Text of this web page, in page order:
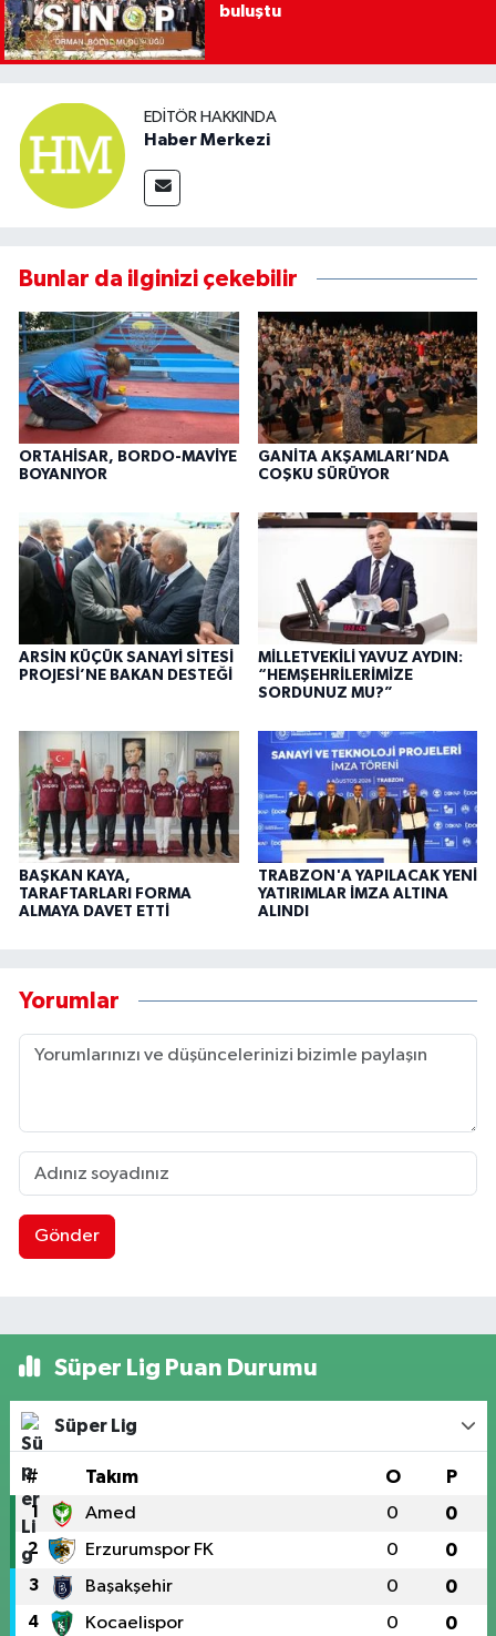
buluştu
EDITÖR HAKKINDA
Haber Merkezi
Bunlar da ilginizi çekebilir
ORTAHİSAR, BORDO-MAVİYE
BOYANIYOR
GANİTA AKŞAMLARI’NDA
COŞKU SÜRÜYOR
ARSİN KÜÇÜK SANAYİ SİTESİ
PROJESİ’NE BAKAN DESTEĞİ
MİLLETVEKİLİ YAVUZ AYDIN:
“HEMŞEHRİLERİMİZE
SORDUNUZ MU?”
BAŞKAN KAYA,
TARAFTARLARI FORMA
ALMAYA DAVET ETTİ
TRABZON'A YAPILACAK YENİ
YATIRIMLAR İMZA ALTINA
ALINDI
Yorumlar
Gönder
Süper Lig Puan Durumu
Süper Lig
# Takım O P
1 Amed 0 0
2 Erzurumspor FK 0 0
3 Başakşehir 0 0
4 Kocaelispor 0 0